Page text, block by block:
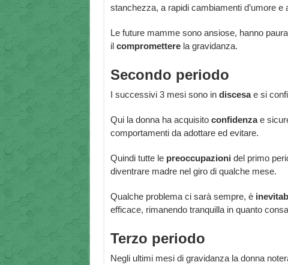
stanchezza, a rapidi cambiamenti d’umore e
Le future mamme sono ansiose, hanno
il comprometterela gravidanza.
Secondo periodo
I successivi 3 mesi sono in discesae si
Qui la donna ha acquisito confidenzae
comportamenti da adottare ed evitare.
Quindi tutte le preoccupazioni del primo
diventrare madre nel giro di qualche mese.
Qualche problema ci sarà sempre, è
efficace, rimanendo tranquilla in quanto
Terzo periodo
Negli ultimi mesi di gravidanza la donna